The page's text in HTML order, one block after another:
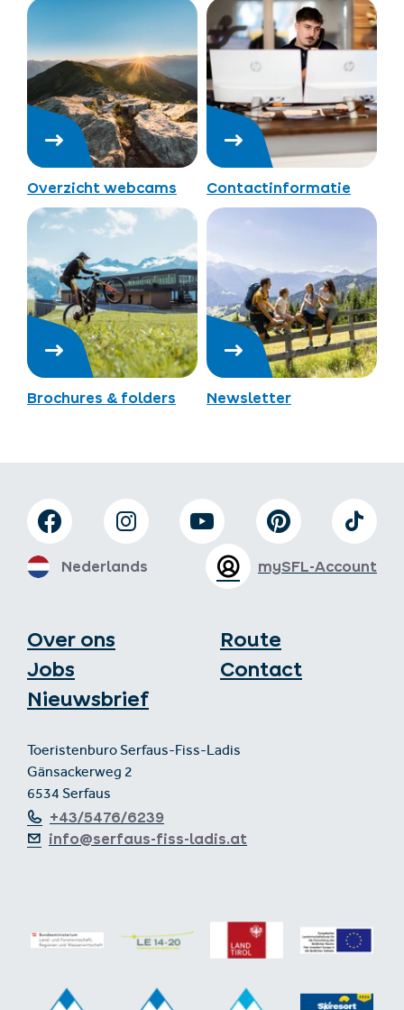
Overzicht webcams Contactinformatie
Brochures & folders Newsletter
Over ons
Jobs
Nieuwsbrief
Route
Contact
Toeristenburo Serfaus-Fiss-Ladis
Gänsackerweg 2
6534 Serfaus
+43/5476/6239
info@serfaus-fiss-ladis.at
mySFL-Account
Nederlands